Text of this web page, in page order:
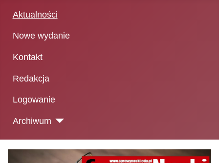
Aktualności
Nowe wydanie
Kontakt
Redakcja
Logowanie
Archiwum